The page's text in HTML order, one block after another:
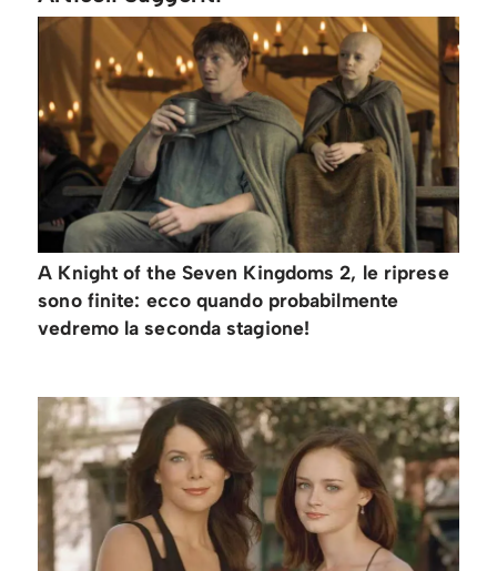
A Knight of the Seven Kingdoms 2, le riprese
sono finite: ecco quando probabilmente
vedremo la seconda stagione!